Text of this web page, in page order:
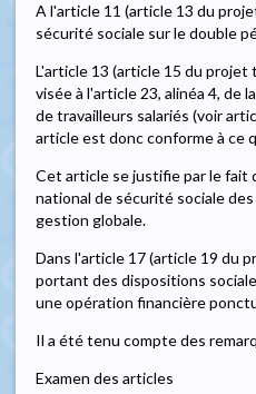
A l'article 11 (article 13 du
sécurité sociale sur le double
L'article 13 (article 15 du
visée à l'article 23, alinéa 4, de la
de travailleurs salariés (voir
article est donc conforme à ce
Cet article se justifie par le fait
national de sécurité sociale
gestion globale.
Dans l'article 17 (article 19 du
portant des dispositions
une opération financière
Il a été tenu compte des
Examen des articles